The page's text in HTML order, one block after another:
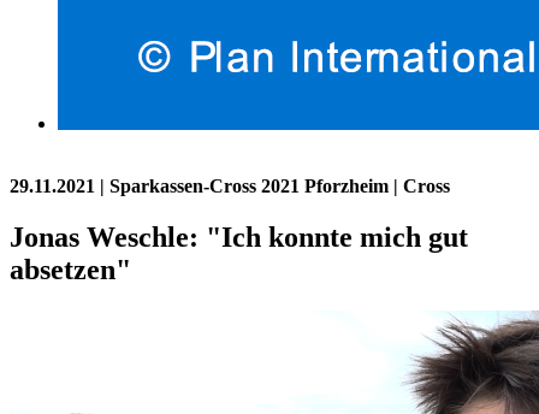
29.11.2021 | Sparkassen-Cross 2021 Pforzheim | Cross
Jonas Weschle: "Ich konnte mich gut
absetzen"